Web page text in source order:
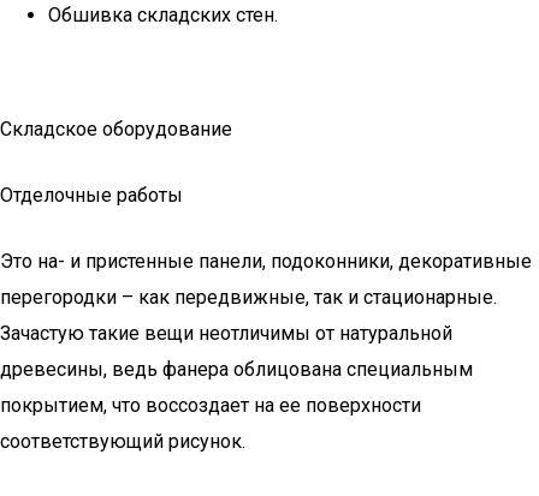
Обшивка складских стен.
Складское оборудование
Отделочные работы
Это на- и пристенные панели, подоконники, декоративные
перегородки – как передвижные, так и стационарные.
Зачастую такие вещи неотличимы от натуральной
древесины, ведь фанера облицована специальным
покрытием, что воссоздает на ее поверхности
соответствующий рисунок.